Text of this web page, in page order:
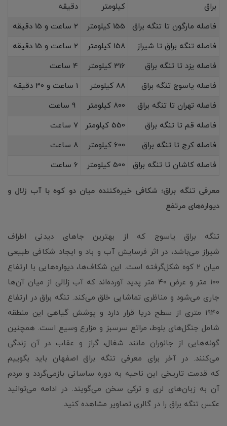
براق کیلومتر
دقیقه
فاصله مارگون تا تنگه براق
155 کیلومتر
2 ساعت و 15 دقیقه
فاصله تنگه براق تا شیراز
158 کیلومتر
2 ساعت و 15 دقیقه
فاصله یزد تا تنگه براق
316 کیلومتر
4 ساعت
فاصله یاسوج تنگه براق
88 کیلومتر
1 ساعت و 30 دقیقه
فاصله تهران تا تنگه براق
800 کیلومتر
فاصله قم تا تنگه براق
550 کیلومتر
7 ساعت
فاصله کرج تا تنگه براق
600 کیلومتر
8 ساعت
فاصله کاشان تا تنگه براق
500 کیلومتر 6 ساعت
معرفی تنگه براق؛ شکافی خیره‌کننده میان دو کوه با آب زلال و
دیواره‌های مرتفع
تنگه براق یاسوج که از بهترین جاهای دیدنی اطراف
شیراز می‌باشد، در اثر فرسایش آب و باد و ایجاد شکافی طبیعی
میان 2 کوه شکل‌گرفته است. این شکاف‌ها، دیواره‌هایی با ارتفاع
۱۰۰ متر و عرض ۴۰ متر پدید آورده‌اند که آب زلالی از میان آن‌ها
جاری می‌شود و مناظری تماشایی خلق می‌کند. تنگه براق در ارتفاع
۱۹۴۰ متری از سطح دریا قرار دارد و پوشش گیاهی این منطقه
شامل جنگل‌های بلوط، مراتع سرسبز و مزارع وسیع است. همچنین
گونه‌هایی از جانوران مانند شغال، گراز و عقاب در آن زندگی
می‌کنند. در آخر برای معرفی تنگه براق اصفهان باید بگوییم
که قدمت تاریخی این ناحیه به دوره ساسانی بازمی‌گردد و مردم
آن به زبان‌های لری و ترکی سخن می‌گویند. در ادامه می‌توانید
عکس تنگه براق را در گالری تصاویر مشاهده کنید.